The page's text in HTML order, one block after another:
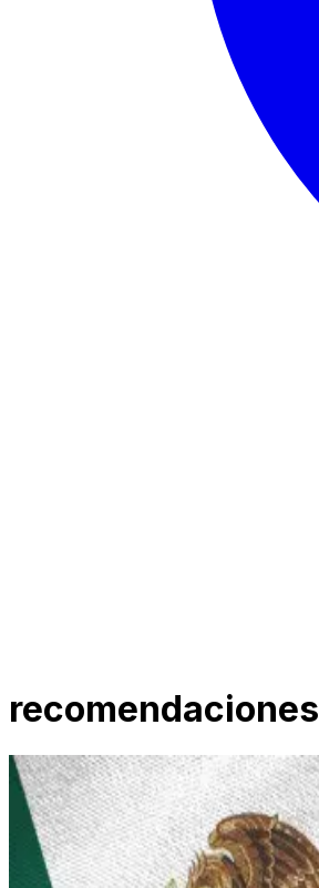
recomendaciones